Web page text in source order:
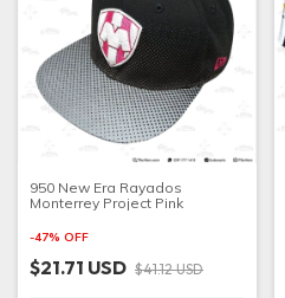
950 New Era Rayados
Monterrey Project Pink
-47% OFF
$21.71 USD $41.12 USD